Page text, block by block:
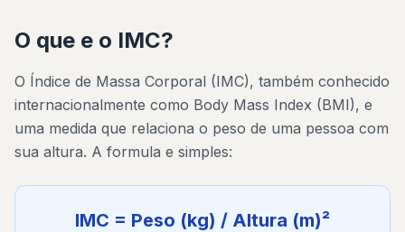
O que e o IMC?
O Índice de Massa Corporal (IMC), também conhecido
internacionalmente como Body Mass Index (BMI), e
uma medida que relaciona o peso de uma pessoa com
sua altura. A formula e simples:
IMC = Peso (kg) / Altura (m)²